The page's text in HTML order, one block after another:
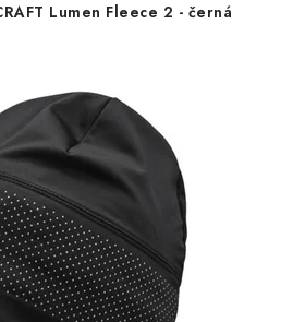
Lumen Fleece 2 - černá